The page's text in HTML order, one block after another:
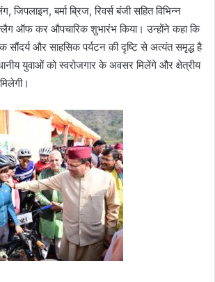
जिपलाइन, बर्मा ब्रिज, रिवर्स बंजी सहित विभिन्न
फ्लैग ऑफ कर औपचारिक शुभारंभ किया। उन्होंने कहा कि
सौंदर्य और साहसिक पर्यटन की दृष्टि से अत्यंत समृद्ध है
युवाओं को स्वरोजगार के अवसर मिलेंगे और क्षेत्रीय